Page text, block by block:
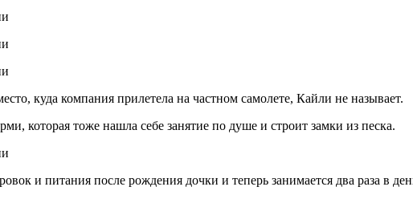
куда компания прилетела на частном самолете, Кайли не называет.
которая тоже нашла себе занятие по душе и строит замки из песка.
и питания после рождения дочки и теперь занимается два раза в